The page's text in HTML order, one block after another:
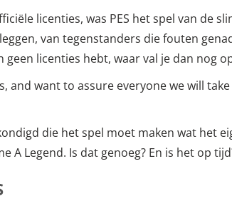
licenties, was PES het spel van de
van tegenstanders die fouten
geen licenties hebt, waar val je dan nog
and want to assure everyone we will
die het spel moet maken wat het
A Legend. Is dat genoeg? En is het op